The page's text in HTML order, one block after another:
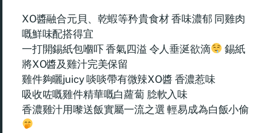
XO醬融合元貝、乾蝦等矜貴食材 香味濃郁 同雞肉
嘅鮮味配搭得宜
一打開錫紙包嗰吓 香氣四溢 令人垂涎欲滴
錫紙
將XO醬及雞汁完美保留
雞件夠曬juicy 啖啖帶有微辣XO醬 香濃惹味
吸收咗嘅雞件精華嘅白蘿蔔 腍軟入味
香濃雞汁用嚟送飯實屬一流之選 輕易成為白飯小偷